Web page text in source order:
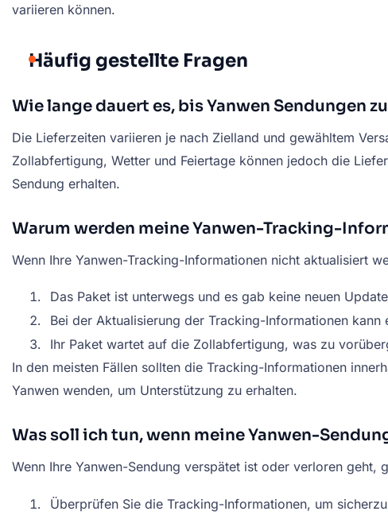
variieren können.
Häufig gestellte Fragen
Wie lange dauert es, bis Yanwen Sendungen
Die Lieferzeiten variieren je nach Zielland und gewähltem
Zollabfertigung, Wetter und Feiertage können jedoch die
Sendung erhalten.
Warum werden meine Yanwen-Tracking-
Wenn Ihre Yanwen-Tracking-Informationen nicht aktualisiert
Das Paket ist unterwegs und es gab keine neuen
Bei der Aktualisierung der Tracking-Informationen kann
Ihr Paket wartet auf die Zollabfertigung, was zu
In den meisten Fällen sollten die Tracking-Informationen
Yanwen wenden, um Unterstützung zu erhalten.
Was soll ich tun, wenn meine Yanwen-
Wenn Ihre Yanwen-Sendung verspätet ist oder verloren geht,
Überprüfen Sie die Tracking-Informationen, um